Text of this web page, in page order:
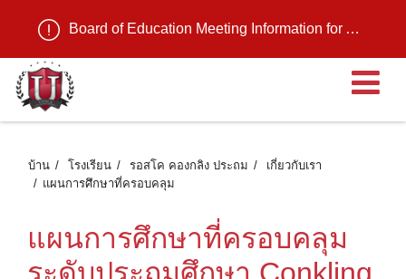
Board of Education Meeting Information for August 11, 2026
เ
บ้าน โรงเรียน รอสโค คองกลิง ประถม
เกี่ยวกับเรา
แผนการศึกษาที่ครอบคลุม
แผนการศึกษาที่ครอบคลุม